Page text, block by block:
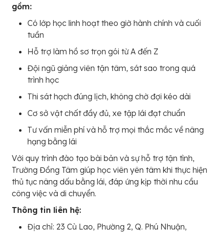
gồm:
Có lớp học linh hoạt theo giờ hành chính và cuối
tuần
Hỗ trợ làm hồ sơ trọn gói từ A đến Z
Đội ngũ giảng viên tận tâm, sát sao trong quá
trình học
Thi sát hạch đúng lịch, không chờ đợi kéo dài
Cơ sở vật chất đầy đủ, xe tập lái đạt chuẩn
Tư vấn miễn phí và hỗ trợ mọi thắc mắc về nâng
hạng bằng lái
Với quy trình đào tạo bài bản và sự hỗ trợ tận tình,
Trường Đồng Tâm giúp học viên yên tâm khi thực hiện
thủ tục nâng dấu bằng lái, đáp ứng kịp thời nhu cầu
công việc và di chuyển.
Thông tin liên hệ:
Địa chỉ: 23 Cù Lao, Phường 2, Q. Phú Nhuận,